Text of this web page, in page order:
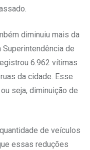
diminuiu mais da
Superintendência de
6.962 vítimas
da cidade. Esse
seja, diminuição de
de veículos
essas reduções